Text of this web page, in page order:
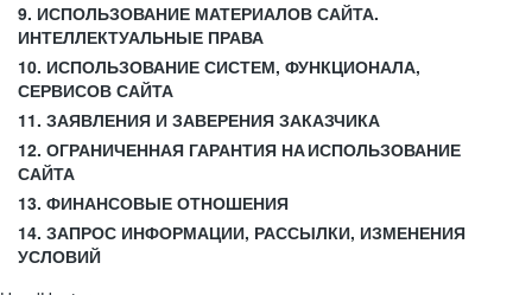
9. ИСПОЛЬЗОВАНИЕ МАТЕРИАЛОВ САЙТА.
ИНТЕЛЛЕКТУАЛЬНЫЕ ПРАВА
10. ИСПОЛЬЗОВАНИЕ СИСТЕМ, ФУНКЦИОНАЛА,
СЕРВИСОВ САЙТА
11. ЗАЯВЛЕНИЯ И ЗАВЕРЕНИЯ ЗАКАЗЧИКА
12. ОГРАНИЧЕННАЯ ГАРАНТИЯ НА ИСПОЛЬЗОВАНИЕ
САЙТА
13. ФИНАНСОВЫЕ ОТНОШЕНИЯ
14. ЗАПРОС ИНФОРМАЦИИ, РАССЫЛКИ, ИЗМЕНЕНИЯ
УСЛОВИЙ